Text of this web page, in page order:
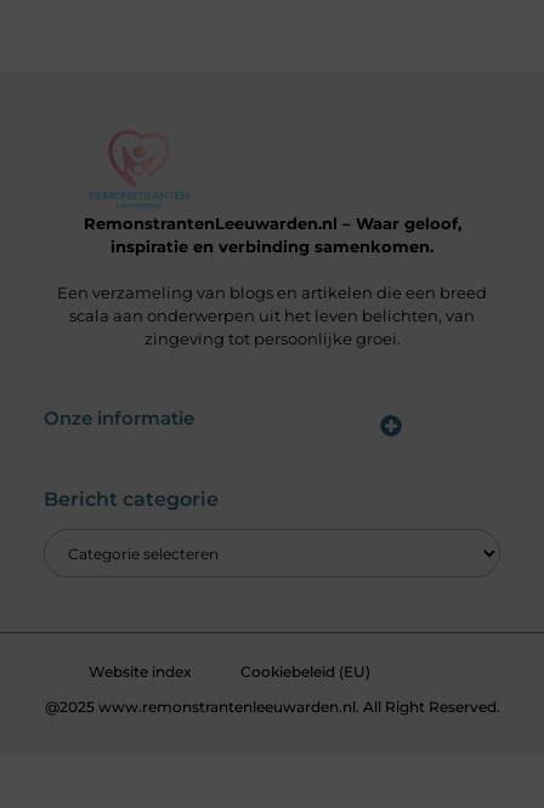
RemonstrantenLeeuwarden.nl – Waar geloof,
inspiratie en verbinding samenkomen.
Een verzameling van blogs en artikelen die een breed
scala aan onderwerpen uit het leven belichten, van
zingeving tot persoonlijke groei.
Onze informatie
Bericht categorie
Website index
Cookiebeleid (EU)
@2025 www.remonstrantenleeuwarden.nl. All Right Reserved.